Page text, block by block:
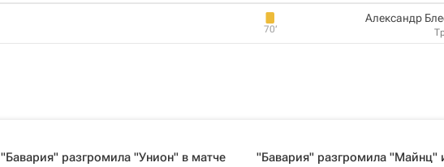
Александр
70‎’‎
"Бавария" разгромила "Унион" в матче
"Бавария" разгромила "Майнц"